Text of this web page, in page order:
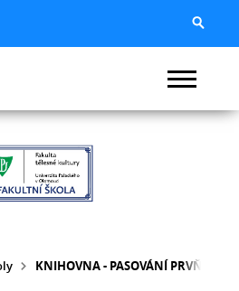
KNIHOVNA - PASOVÁNÍ PRVŇÁČKŮ